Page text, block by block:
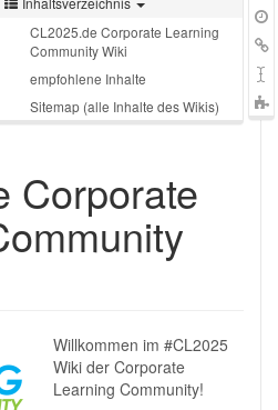
CL2025.de Corporate Learning
Community Wiki
empfohlene Inhalte
Sitemap (alle Inhalte des Wikis)
Corporate
Willkommen im #CL2025
Wiki der Corporate
Learning Community!